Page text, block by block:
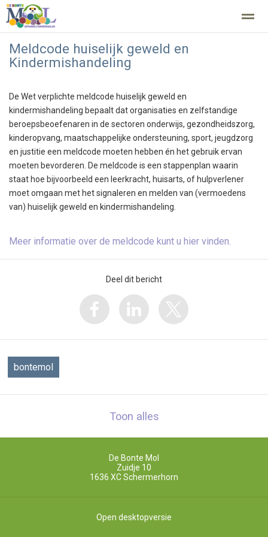
Home Zoeken Nieuws
Meldcode huiselijk geweld en
Kindermishandeling
De Wet verplichte meldcode huiselijk geweld en
kindermishandeling bepaalt dat organisaties en zelfstandige
beroepsbeoefenaren in de sectoren onderwijs, gezondheidszorg,
kinderopvang, maatschappelijke ondersteuning, sport, jeugdzorg
en justitie een meldcode moeten hebben én het gebruik ervan
moeten bevorderen. De meldcode is een stappenplan waarin
staat hoe bijvoorbeeld een leerkracht, huisarts, of hulpverlener
moet omgaan met het signaleren en melden van (vermoedens
van) huiselijk geweld en kindermishandeling.
Meer informatie over de meldcode kunt u hier vinden.
Deel dit bericht
bontemol
Toon alles
De Bonte Mol
Zuidje 10
1636 XCSchermerhorn
Open desktopversie